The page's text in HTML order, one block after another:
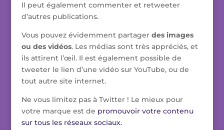
Il peut également commenter et retweeter
d’autres publications.
Vous pouvez évidemment partager des images
ou des vidéos. Les médias sont très appréciés, et
ils attirent l’œil. Il est également possible de
tweeter le lien d’une vidéo sur YouTube, ou de
tout autre site internet.
Ne vous limitez pas à Twitter ! Le mieux pour
votre marque est de promouvoir votre contenu
sur tous les réseaux sociaux.